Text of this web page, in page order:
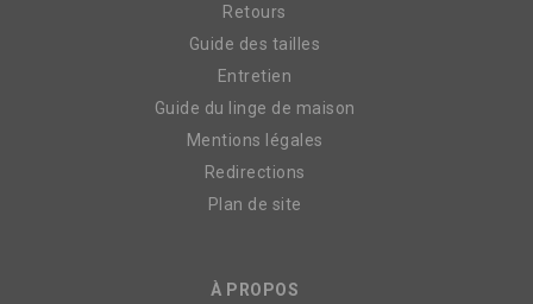
Retours
Guide des tailles
Entretien
Guide du linge de maison
Mentions légales
Redirections
Plan de site
À PROPOS